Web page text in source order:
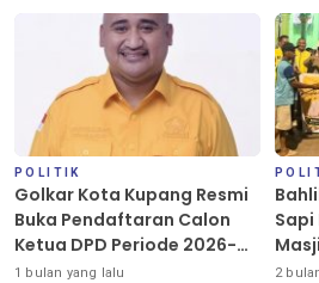
POLITIK
Golkar Kota Kupang Resmi
Buka Pendaftaran Calon
Ketua DPD Periode 2026-
2031
1 bulan yang lalu
Sapi
2